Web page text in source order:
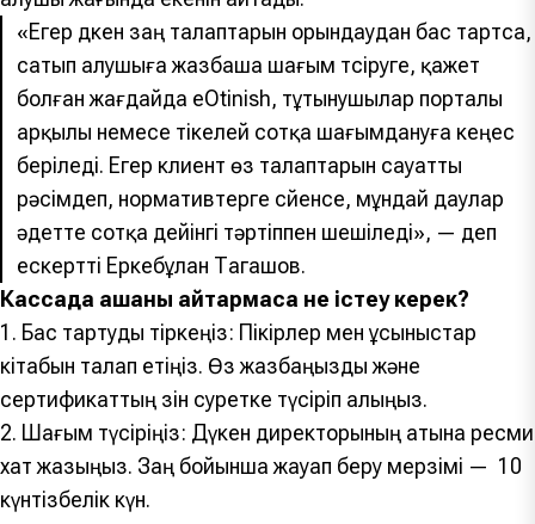
«Егер дүкен заң талаптарын орындаудан бас тартса,
сатып алушыға жазбаша шағым түсіруге, қажет
болған жағдайда eOtinish, тұтынушылар порталы
арқылы немесе тікелей сотқа шағымдануға кеңес
беріледі. Егер клиент өз талаптарын сауатты
рәсімдеп, нормативтерге сүйенсе, мұндай даулар
әдетте сотқа дейінгі тәртіппен шешіледі», — деп
ескертті Еркебұлан Тагашов.
Кассада ақшаны қайтармаса не істеу керек?
1. Бас тартуды тіркеңіз: Пікірлер мен ұсыныстар
кітабын талап етіңіз. Өз жазбаңызды және
сертификаттың өзін суретке түсіріп алыңыз.
2. Шағым түсіріңіз: Дүкен директорының атына ресми
хат жазыңыз. Заң бойынша жауап беру мерзімі — 10
күнтізбелік күн.